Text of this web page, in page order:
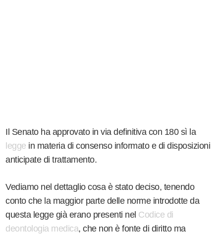
Il Senato ha approvato in via definitiva con 180 sì la
legge in materia di consenso informato e di disposizioni
anticipate di trattamento.
Vediamo nel dettaglio cosa è stato deciso, tenendo
conto che la maggior parte delle norme introdotte da
questa legge già erano presenti nel Codice di
deontologia medica, che non è fonte di diritto ma